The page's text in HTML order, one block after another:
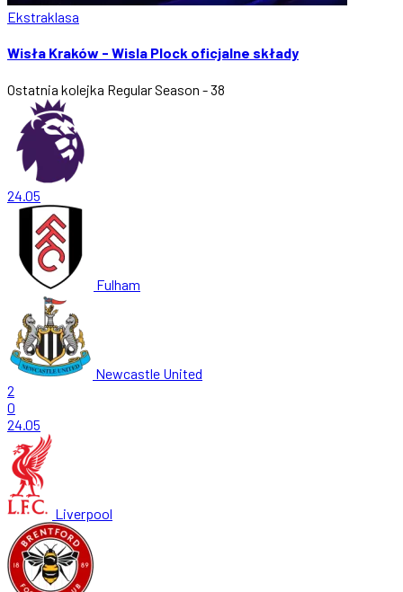
Ekstraklasa
Wisła Kraków - Wisla Plock oficjalne składy
Ostatnia kolejka Regular Season - 38
24.05
Fulham
Newcastle United
2
0
24.05
Liverpool